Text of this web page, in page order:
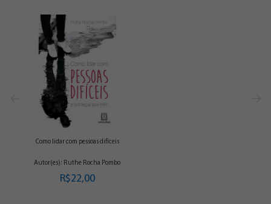
Como lidar com pessoas difíceis
Autor(es): Ruthe Rocha Pombo
R$22,00